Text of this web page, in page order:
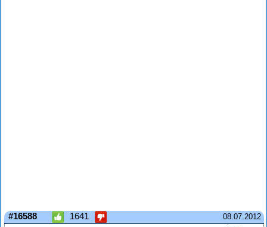
08.07.2012
#16588 1641